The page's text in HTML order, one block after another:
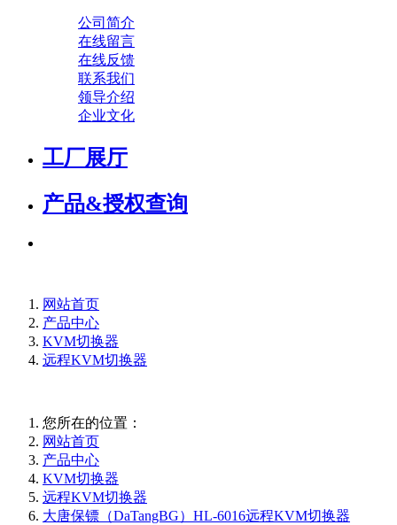
公司简介
在线留言
在线反馈
联系我们
领导介绍
企业文化
工厂展厅
产品&授权查询
网站首页
产品中心
KVM切换器
远程KVM切换器
您所在的位置：
网站首页
产品中心
KVM切换器
远程KVM切换器
大唐保镖（DaTangBG）HL-6016远程KVM切换器